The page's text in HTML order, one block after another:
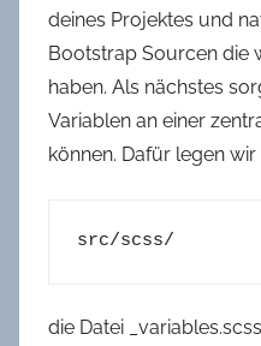
deines Projektes und
Bootstrap Sourcen die
haben. Als nächstes
Variablen an einer
können. Dafür legen
src/scss/
die Datei